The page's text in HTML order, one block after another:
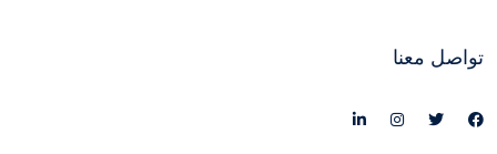
تواصل معنا